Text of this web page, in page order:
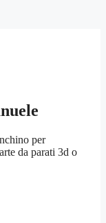
per
da parati 3d o